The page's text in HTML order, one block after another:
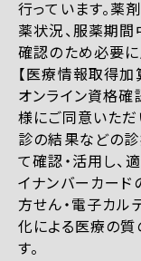
行っています。薬
薬状況、服薬期
確認のため必要に
【医療情報取得加
オンライン資格確
様にご同意いただ
診の結果などの
て確認・活用し、
イナンバーカー
方せん・電子カル
化による医療の
す。